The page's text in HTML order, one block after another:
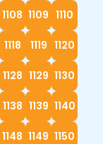
1108 1109 1110
1118 1119 1120
1128 1129 1130
1138 1139 1140
1148 1149 1150